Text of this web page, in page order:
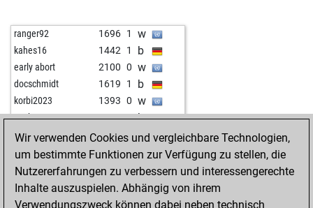
ranger92 1696 1 w
kahes16 1442 1 b
early abort 2100 0 w
docschmidt 1619 1 b
korbi2023 1393 0 w
puskas1940 1388 1 b
puskas1940 1401 1 w
puskas1940 1379 0 b
hgregory 1613 1 b
hgregory 1601 0 w
hgregory 1589 0 b
Wir verwenden Cookies und vergleichbare Technologien,
um bestimmte Funktionen zur Verfügung zu stellen, die
Nutzererfahrungen zu verbessern und interessengerechte
Inhalte auszuspielen. Abhängig von ihrem
Verwendungszweck können dabei neben technisch